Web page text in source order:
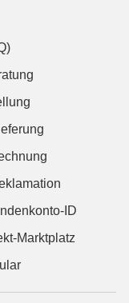
ID
Marktplatz